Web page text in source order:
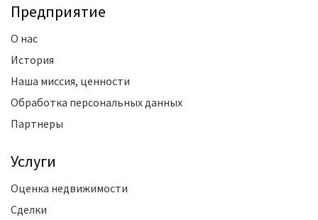
Предприятие
О нас
История
Наша миссия, ценности
Обработка персональных данных
Партнеры
Услуги
Оценка недвижимости
Сделки